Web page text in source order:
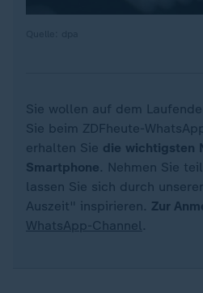
Sie wollen auf dem
Sie beim ZDFheute-
erhalten Sie die wichtigsten
Smartphone. Nehmen Sie
lassen Sie sich durch
Auszeit" inspirieren. Zur
WhatsApp-Channel.